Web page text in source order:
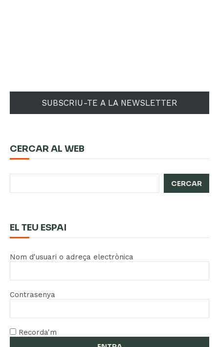
SUBSCRIU-TE A LA NEWSLETTER
CERCAR AL WEB
CERCAR
EL TEU ESPAI
Nom d'usuari o adreça electrònica
Contrasenya
Recorda'm